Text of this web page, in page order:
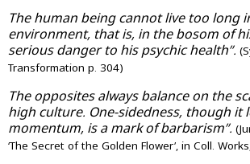
“The human being cannot live too long
environment, that is, in the bosom of
serious danger to his psychic health”.
Transformation p. 304)
“The opposites always balance on the
high culture. One-sidedness, though it
momentum, is a mark of barbarism”.
‘The Secret of the Golden Flower’, in Coll.